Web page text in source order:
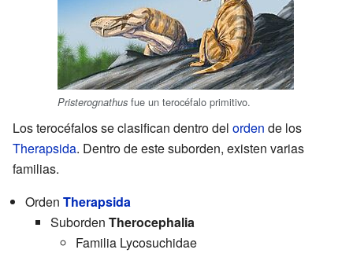
Pristerognathus fue un terocéfalo primitivo.
Los terocéfalos se clasifican dentro del orden de los
Therapsida. Dentro de este suborden, existen varias
familias.
Orden Therapsida
Suborden Therocephalia
Familia Lycosuchidae